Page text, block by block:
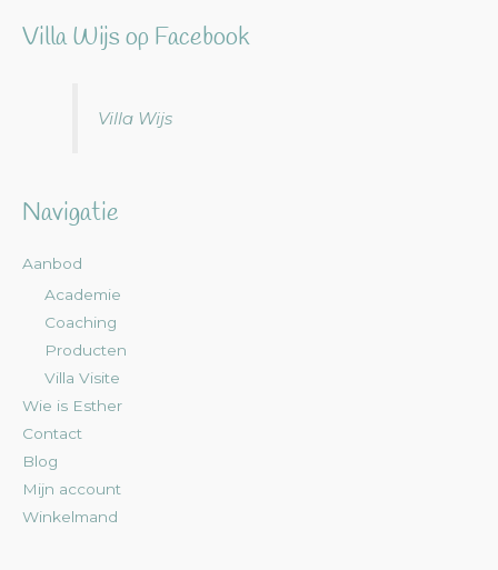
Villa Wijs op Facebook
Villa Wijs
Navigatie
Aanbod
Academie
Coaching
Producten
Villa Visite
Wie is Esther
Contact
Blog
Mijn account
Winkelmand